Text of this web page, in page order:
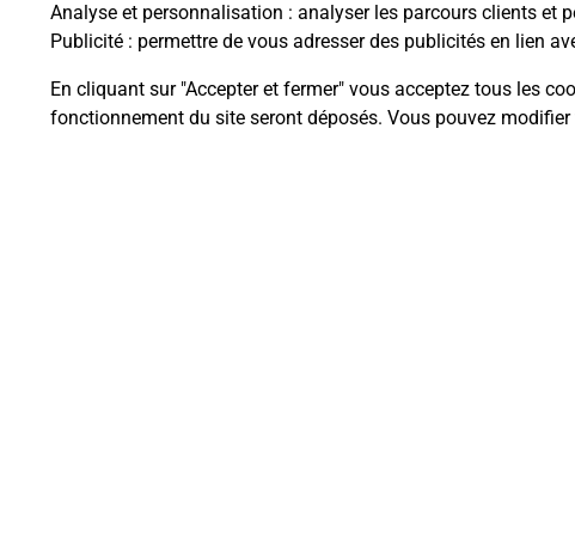
Analyse et personnalisation : analyser les parcours clients et
Publicité : permettre de vous adresser des publicités en lien
En cliquant sur "Accepter et fermer" vous acceptez tous les
fonctionnement du site seront déposés. Vous pouvez
Questions
La téléassistance classique avec